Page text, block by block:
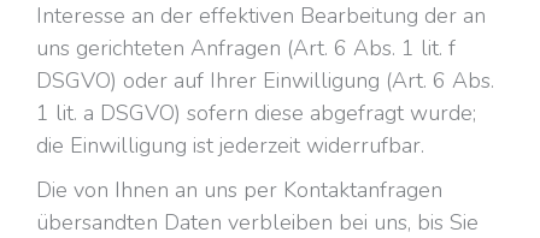
Interesse an der effektiven Bearbeitung der an
uns gerichteten Anfragen (Art. 6 Abs. 1 lit. f
DSGVO) oder auf Ihrer Einwilligung (Art. 6 Abs.
1 lit. a DSGVO) sofern diese abgefragt wurde;
die Einwilligung ist jederzeit widerrufbar.
Die von Ihnen an uns per Kontaktanfragen
übersandten Daten verbleiben bei uns, bis Sie